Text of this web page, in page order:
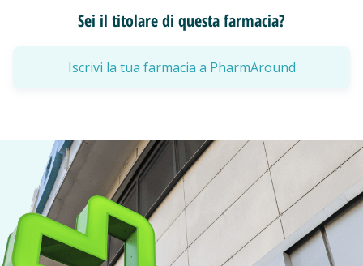
Sei il titolare di questa farmacia?
Iscrivi la tua farmacia a PharmAround